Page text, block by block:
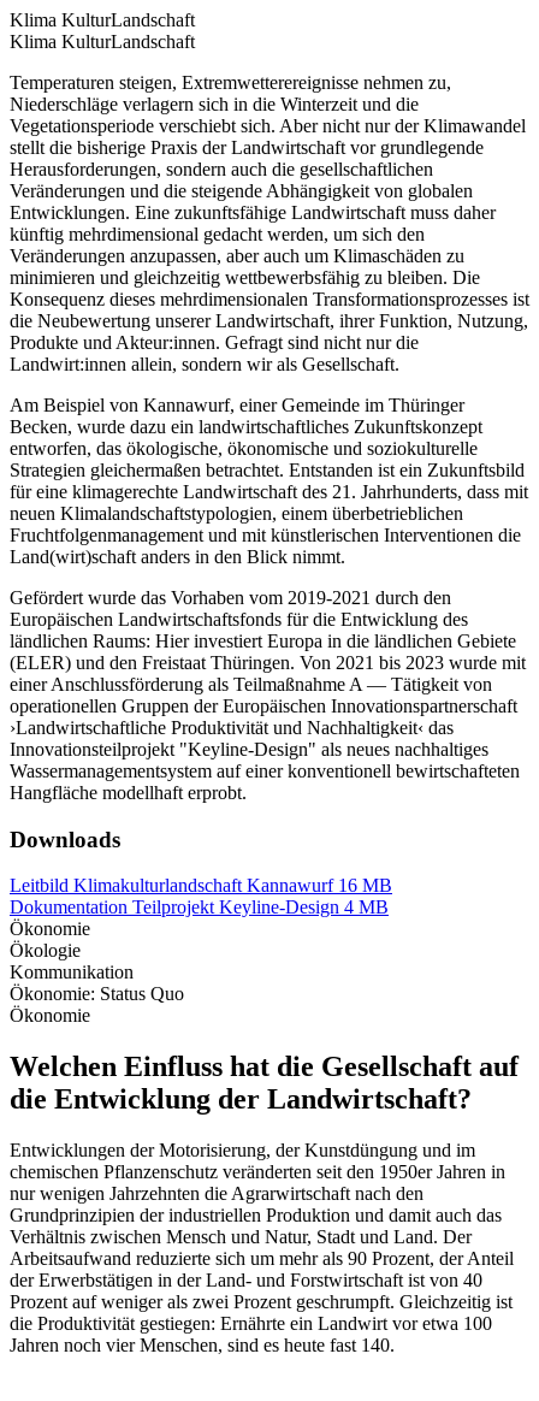
Klima KulturLandschaft
Klima KulturLandschaft
Temperaturen steigen, Extremwetterereignisse nehmen zu,
Niederschläge verlagern sich in die Winterzeit und die
Vegetationsperiode verschiebt sich. Aber nicht nur der Klimawandel
stellt die bisherige Praxis der Landwirtschaft vor grundlegende
Herausforderungen, sondern auch die gesellschaftlichen
Veränderungen und die steigende Abhängigkeit von globalen
Entwicklungen. Eine zukunftsfähige Landwirtschaft muss daher
künftig mehrdimensional gedacht werden, um sich den
Veränderungen anzupassen, aber auch um Klimaschäden zu
minimieren und gleichzeitig wettbewerbsfähig zu bleiben. Die
Konsequenz dieses mehrdimensionalen Transformationsprozesses ist
die Neubewertung unserer Landwirtschaft, ihrer Funktion, Nutzung,
Produkte und Akteur:innen. Gefragt sind nicht nur die
Landwirt:innen allein, sondern wir als Gesellschaft.
Am Beispiel von Kannawurf, einer Gemeinde im Thüringer
Becken, wurde dazu ein landwirtschaftliches Zukunftskonzept
entworfen, das ökologische, ökonomische und soziokulturelle
Strategien gleichermaßen betrachtet. Entstanden ist ein Zukunftsbild
für eine klimagerechte Landwirtschaft des 21. Jahrhunderts, dass mit
neuen Klimalandschaftstypologien, einem überbetrieblichen
Fruchtfolgenmanagement und mit künstlerischen Interventionen die
Land(wirt)schaft anders in den Blick nimmt.
Gefördert wurde das Vorhaben vom 2019-2021 durch den
Europäischen Landwirtschaftsfonds für die Entwicklung des
ländlichen Raums: Hier investiert Europa in die ländlichen Gebiete
(ELER) und den Freistaat Thüringen. Von 2021 bis 2023 wurde mit
einer Anschlussförderung als Teilmaßnahme A — Tätigkeit von
operationellen Gruppen der Europäischen Innovationspartnerschaft
›Landwirtschaftliche Produktivität und Nachhaltigkeit‹ das
Innovationsteilprojekt "Keyline-Design" als neues nachhaltiges
Wassermanagementsystem auf einer konventionell bewirtschafteten
Hangfläche modellhaft erprobt.
Downloads
Leitbild Klimakulturlandschaft Kannawurf 16 MB
Dokumentation Teilprojekt Keyline-Design 4 MB
Ökonomie
Ökologie
Kommunikation
Ökonomie: Status Quo
Ökonomie
Welchen Einfluss hat die Gesellschaft auf
die Entwicklung der Landwirtschaft?
Entwicklungen der Motorisierung, der Kunstdüngung und im
chemischen Pflanzenschutz veränderten seit den 1950er Jahren in
nur wenigen Jahrzehnten die Agrarwirtschaft nach den
Grundprinzipien der industriellen Produktion und damit auch das
Verhältnis zwischen Mensch und Natur, Stadt und Land. Der
Arbeitsaufwand reduzierte sich um mehr als 90 Prozent, der Anteil
der Erwerbstätigen in der Land- und Forstwirtschaft ist von 40
Prozent auf weniger als zwei Prozent geschrumpft. Gleichzeitig ist
die Produktivität gestiegen: Ernährte ein Landwirt vor etwa 100
Jahren noch vier Menschen, sind es heute fast 140.